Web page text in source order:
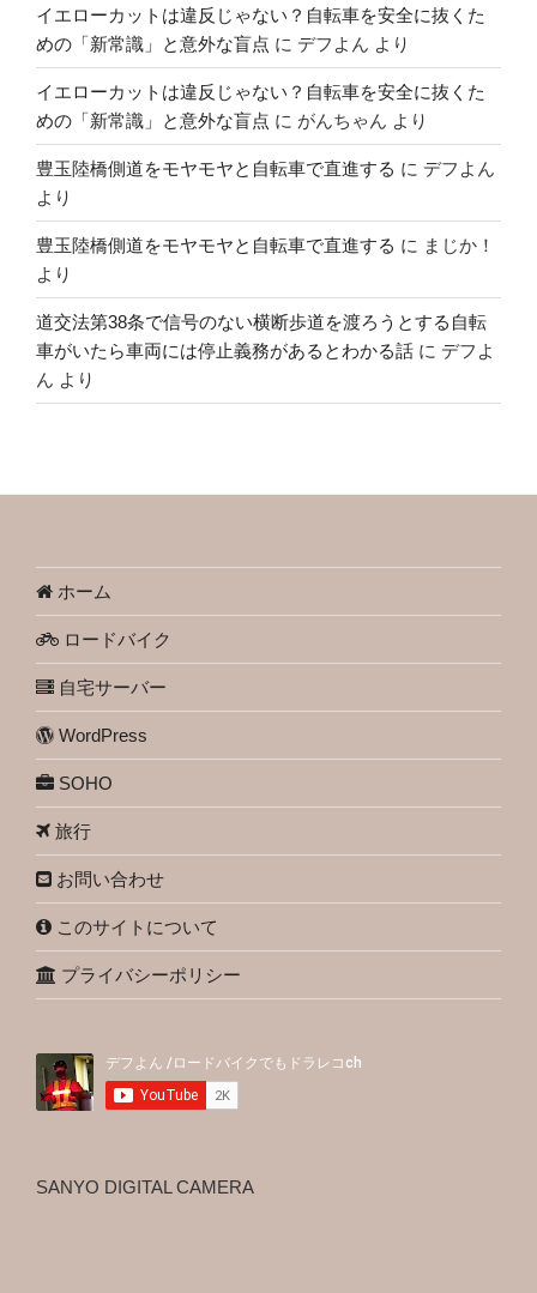
イエローカットは違反じゃない？自転車を安全に抜くた
めの「新常識」と意外な盲点 に デフよん より
イエローカットは違反じゃない？自転車を安全に抜くた
めの「新常識」と意外な盲点 に がんちゃん より
豊玉陸橋側道をモヤモヤと自転車で直進する に デフよん
より
豊玉陸橋側道をモヤモヤと自転車で直進する に まじか！
より
道交法第38条で信号のない横断歩道を渡ろうとする自転
車がいたら車両には停止義務があるとわかる話 に デフよ
ん より
ホーム
ロードバイク
自宅サーバー
WordPress
SOHO
旅行
お問い合わせ
このサイトについて
プライバシーポリシー
SANYO DIGITAL CAMERA